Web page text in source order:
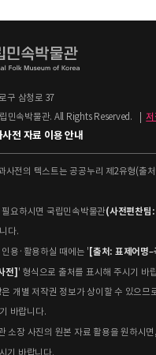
구 삼청로 37
민속박물관. All Rights Reserved.
저
전 자료 이용 안내
사전의 텍스트는 공공누리 제2유형(출
요하시면 국립민속박물관(사전편찬
다.
용·활용하실 때에는 ' [출처: 표제어명
전] ' 형식으로 출처를 표시해 주시기 바
개별 저작권 정보가 상이할 수 있으므
바랍니다.
소장 사진의 원본 자료 활용을 원하시면,
기 바랍니다.